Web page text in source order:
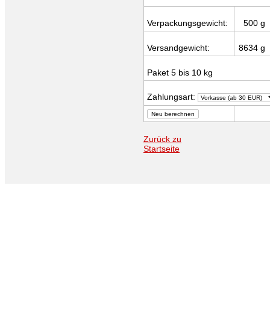
Verpackungsgewicht: 500 g
Versandgewicht: 8634 g
Paket 5 bis 10 kg
Zahlungsart:
Zurück zu
Startseite